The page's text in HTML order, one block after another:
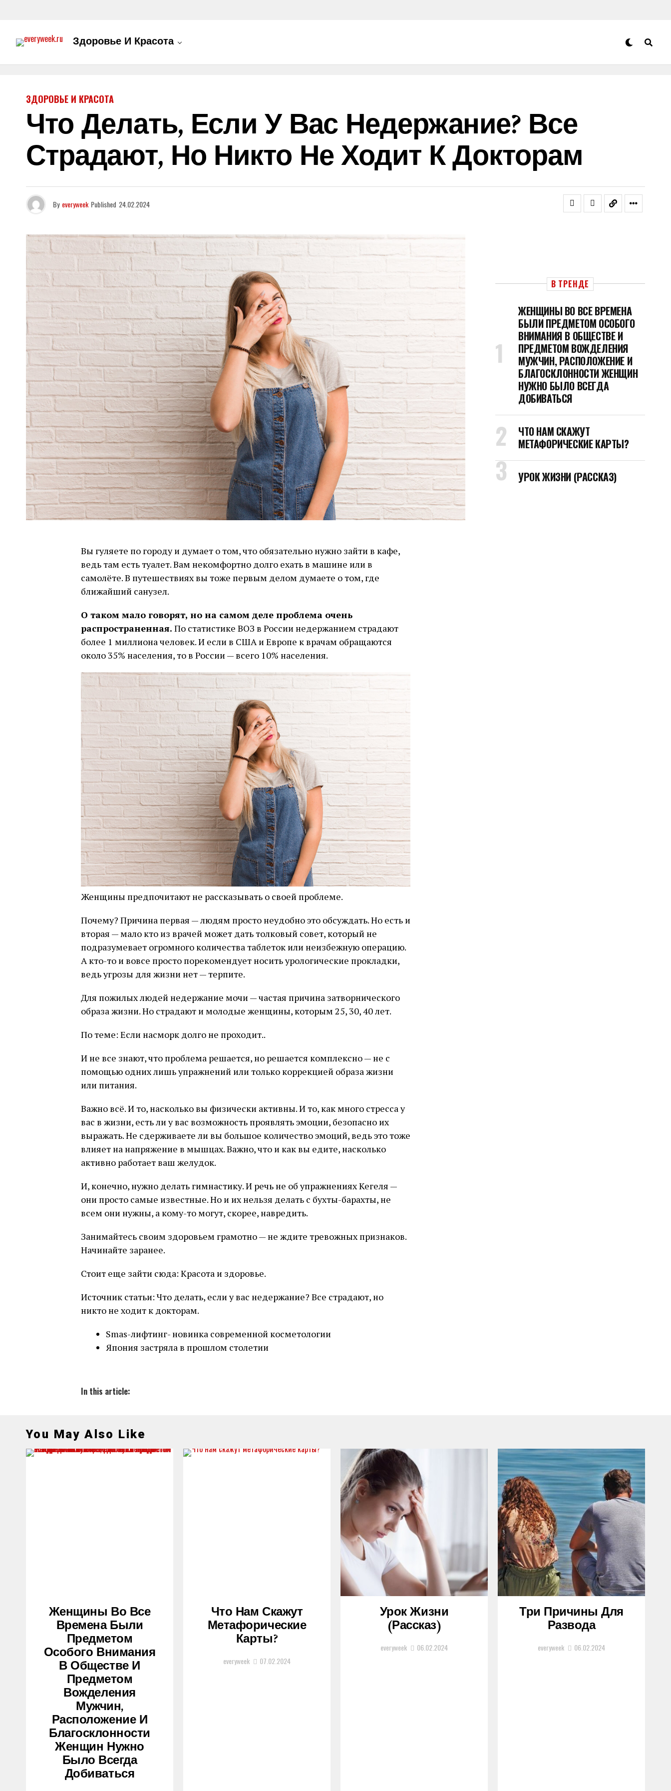
Здоровье И Красота
ЗДОРОВЬЕ И КРАСОТА
Что Делать, Если У Вас Недержание? Все
Страдают, Но Никто Не Ходит К Докторам
By everyweek Published 24.02.2024
Вы гуляете по городу и думает о том, что обязательно нужно зайти в кафе,
ведь там есть туалет. Вам некомфортно долго ехать в машине или в
самолёте. В путешествиях вы тоже первым делом думаете о том, где
ближайший санузел.
О таком мало говорят, но на самом деле проблема очень
распространенная. По статистике ВОЗ в России недержанием страдают
более 1 миллиона человек. И если в США и Европе к врачам обращаются
около 35% населения, то в России — всего 10% населения.
Женщины предпочитают не рассказывать о своей проблеме.
Почему? Причина первая — людям просто неудобно это обсуждать. Но есть и
вторая — мало кто из врачей может дать толковый совет, который не
подразумевает огромного количества таблеток или неизбежную операцию.
А кто-то и вовсе просто порекомендует носить урологические прокладки,
ведь угрозы для жизни нет — терпите.
Для пожилых людей недержание мочи — частая причина затворнического
образа жизни. Но страдают и молодые женщины, которым 25, 30, 40 лет.
По теме: Если насморк долго не проходит..
И не все знают, что проблема решается, но решается комплексно — не с
помощью одних лишь упражнений или только коррекцией образа жизни
или питания.
Важно всё. И то, насколько вы физически активны. И то, как много стресса у
вас в жизни, есть ли у вас возможность проявлять эмоции, безопасно их
выражать. Не сдерживаете ли вы большое количество эмоций, ведь это тоже
влияет на напряжение в мышцах. Важно, что и как вы едите, насколько
активно работает ваш желудок.
И, конечно, нужно делать гимнастику. И речь не об упражнениях Кегеля —
они просто самые известные. Но и их нельзя делать с бухты-барахты, не
всем они нужны, а кому-то могут, скорее, навредить.
Занимайтесь своим здоровьем грамотно — не ждите тревожных признаков.
Начинайте заранее.
Стоит еще зайти сюда: Красота и здоровье.
Источник статьи: Что делать, если у вас недержание? Все страдают, но
никто не ходит к докторам.
Smas-лифтинг- новинка современной косметологии
Япония застряла в прошлом столетии
In this article:
В ТРЕНДЕ
ЖЕНЩИНЫ ВО ВСЕ ВРЕМЕНА
БЫЛИ ПРЕДМЕТОМ ОСОБОГО
ВНИМАНИЯ В ОБЩЕСТВЕ И
ПРЕДМЕТОМ ВОЖДЕЛЕНИЯ
МУЖЧИН, РАСПОЛОЖЕНИЕ И
БЛАГОСКЛОННОСТИ ЖЕНЩИН
НУЖНО БЫЛО ВСЕГДА
ДОБИВАТЬСЯ
ЧТО НАМ СКАЖУТ
МЕТАФОРИЧЕСКИЕ КАРТЫ?
УРОК ЖИЗНИ (РАССКАЗ)
You May Also Like
Женщины Во Все
Времена Были
Предметом
Особого Внимания
В Обществе И
Предметом
Вожделения
Мужчин,
Расположение И
Благосклонности
Женщин Нужно
Было Всегда
Добиваться
Что Нам Скажут
Метафорические
Карты?
everyweek 07.02.2024
Урок Жизни
(рассказ)
everyweek 06.02.2024
Три Причины Для
Развода
everyweek 06.02.2024